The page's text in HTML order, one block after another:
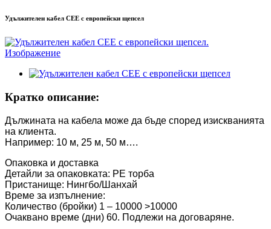
Удължителен кабел CEE с европейски щепсел
Кратко описание:
Дължината на кабела може да бъде според изискванията
на клиента.
Например: 10 м, 25 м, 50 м….
Опаковка и доставка
Детайли за опаковката: PE торба
Пристанище: Нингбо/Шанхай
Време за изпълнение:
Количество (бройки) 1 – 10000 >10000
Очаквано време (дни) 60. Подлежи на договаряне.